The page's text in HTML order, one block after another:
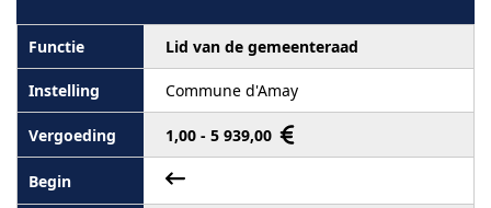
Lid van de gemeenteraad
Commune d'Amay
1,00 - 5 939,00